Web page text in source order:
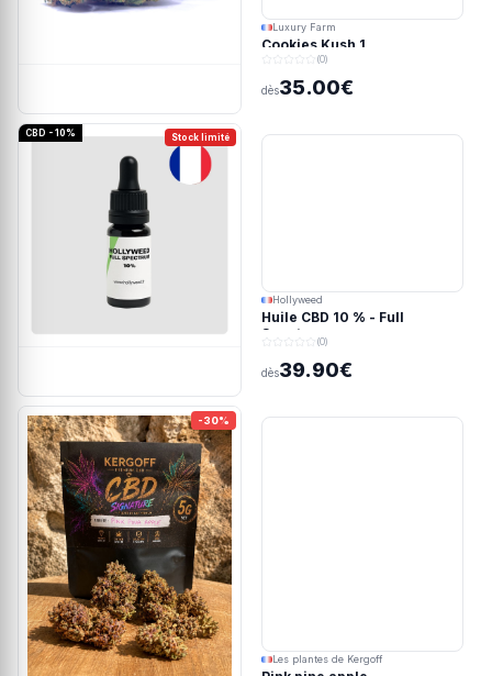
Luxury Farm
Cookies Kush 1
(0)
dès35.00€
Stock limité
CBD - 10%
Hollyweed
Huile CBD 10 % - Full
Spectrum
(0)
dès39.90€
-30%
Les plantes de Kergoff